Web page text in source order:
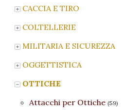
CACCIA E TIRO
COLTELLERIE
MILITARIA E SICUREZZA
OGGETTISTICA
OTTICHE
Attacchi per Ottiche (59)